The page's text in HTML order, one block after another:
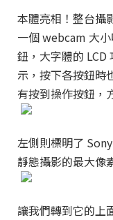
本體亮相！整台攝
一個 webcam 大
鈕，大字體的 LCD
示，按下各按鈕時
有按到操作按鈕，
左側則標明了
靜態攝影的最大像
讓我們轉到它的上